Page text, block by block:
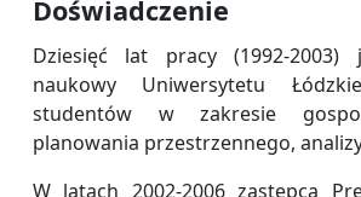
Doświadczenie
Dziesięć lat pracy (1992-2003)
naukowy Uniwersytetu
studentów w zakresie
planowania przestrzennego,
W latach 2002-2006 zastępca